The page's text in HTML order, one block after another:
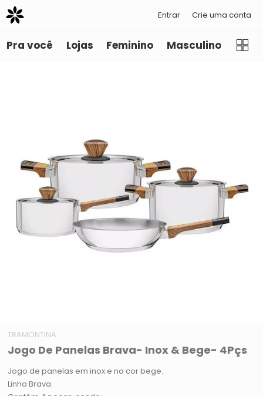
Entrar Crie uma conta
Pra você Lojas Feminino Masculino
TRAMONTINA
Jogo De Panelas Brava- Inox & Bege- 4Pçs
Jogo de panelas em inox e na cor bege.
Linha Brava.